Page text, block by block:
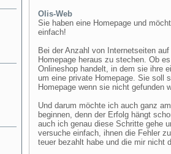
Olis-Web
Sie haben eine Homepage und
einfach!
Bei der Anzahl von Internetseiten
Homepage heraus zu stechen. Ob
Onlineshop handelt, in dem sie ihre
um eine private Homepage. Sie soll
Homepage wenn sie nicht gefunden
Und darum möchte ich auch ganz
beginnen, denn der Erfolg hängt
auch ich genau diese Schritte gehe
versuche einfach, ihnen die Fehler
teuer bezahlt habe und die mir nicht